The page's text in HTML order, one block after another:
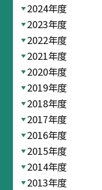
2024年度
2023年度
2022年度
2021年度
2020年度
2019年度
2018年度
2017年度
2016年度
2015年度
2014年度
2013年度